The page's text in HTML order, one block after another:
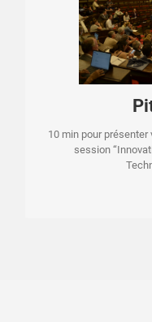
10 min pour
session
Présentez votre
innovation. Call for